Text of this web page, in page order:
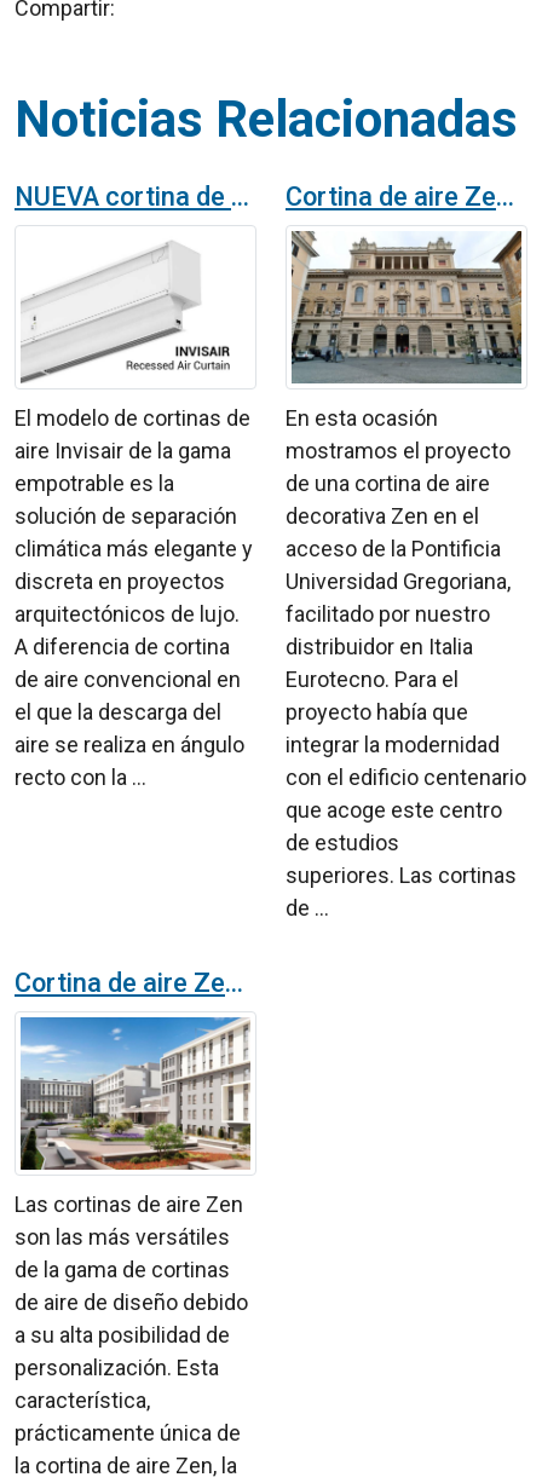
Compartir:
Noticias Relacionadas
NUEVA cortina de aire INVISAIR
El modelo de cortinas de
aire Invisair de la gama
empotrable es la
solución de separación
climática más elegante y
discreta en proyectos
arquitectónicos de lujo.
A diferencia de cortina
de aire convencional en
el que la descarga del
aire se realiza en ángulo
recto con la ...
Cortina de aire Zen en la Universidad Pontifícia Gregoriana de Roma
En esta ocasión
mostramos el proyecto
de una cortina de aire
decorativa Zen en el
acceso de la Pontificia
Universidad Gregoriana,
facilitado por nuestro
distribuidor en Italia
Eurotecno. Para el
proyecto había que
integrar la modernidad
con el edificio centenario
que acoge este centro
de estudios
superiores. Las cortinas
de ...
Cortina de aire Zen en el vestíbulo de Be Casa Rivas apartamentos con servicio
Las cortinas de aire Zen
son las más versátiles
de la gama de cortinas
de aire de diseño debido
a su alta posibilidad de
personalización. Esta
característica,
prácticamente única de
la cortina de aire Zen, la